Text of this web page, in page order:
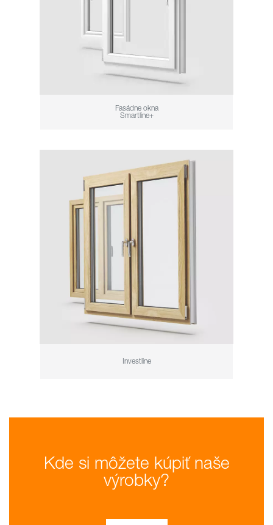
Fasádne okna
Smartline+
Investline
Kde si môžete kúpiť naše
výrobky?